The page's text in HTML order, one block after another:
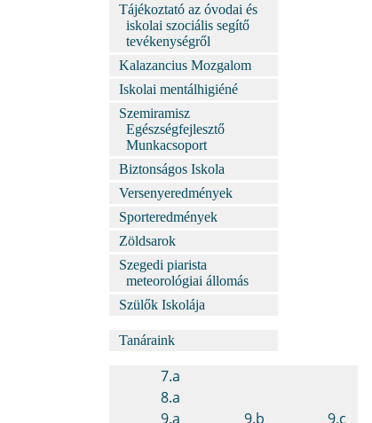
Tájékoztató az óvodai és
iskolai szociális segítő
tevékenységről
Kalazancius Mozgalom
Iskolai mentálhigiéné
Szemiramisz
Egészségfejlesztő
Munkacsoport
Biztonságos Iskola
Versenyeredmények
Sporteredmények
Zöldsarok
Szegedi piarista
meteorológiai állomás
Szülők Iskolája
Tanáraink